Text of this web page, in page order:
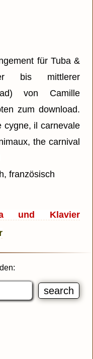
für Tuba &
bis mittlerer
von Camille
zum download.
cygne, il carnevale
the carnival
französisch
und Klavier